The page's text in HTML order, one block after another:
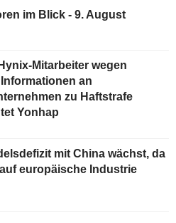
im Blick - 9. August
Mitarbeiter wegen
an
zu Haftstrafe
Yonhap
mit China wächst, da
europäische Industrie